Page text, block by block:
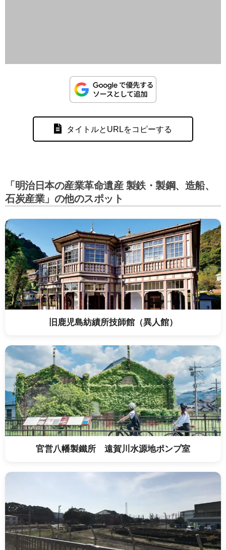
タイトルとURLをコピーする
「明治日本の産業革命遺産 製鉄・製鋼、造船、
石炭産業」の他のスポット
旧鹿児島紡績所技師館（異人館）
官営八幡製鐵所 遠賀川水源地ポンプ室